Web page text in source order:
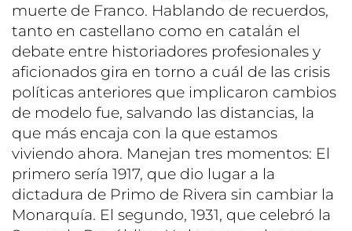
muerte de Franco. Hablando de recuerdos,
tanto en castellano como en catalán el
debate entre historiadores profesionales y
aficionados gira en torno a cuál de las crisis
políticas anteriores que implicaron cambios
de modelo fue, salvando las distancias, la
que más encaja con la que estamos
viviendo ahora. Manejan tres momentos: El
primero sería 1917, que dio lugar a la
dictadura de Primo de Rivera sin cambiar la
Monarquía. El segundo, 1931, que celebró la